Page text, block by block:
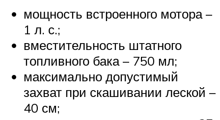
мощность встроенного мотора –
1 л. с.;
вместительность штатного
топливного бака – 750 мл;
максимально допустимый
захват при скашивании леской –
40 см;